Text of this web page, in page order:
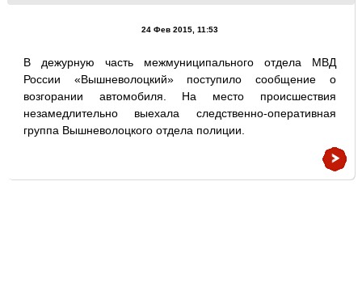
24 Фев 2015, 11:53
В дежурную часть межмуниципального отдела МВД
России «Вышневолоцкий» поступило сообщение о
возгорании автомобиля. На место происшествия
незамедлительно выехала следственно-оперативная
группа Вышневолоцкого отдела полиции.